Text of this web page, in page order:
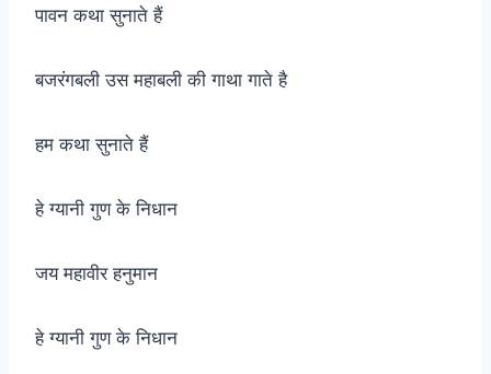
पावन कथा सुनाते हैं
बजरंगबली उस महाबली की गाथा गाते है
हम कथा सुनाते हैं
हे ग्यानी गुण के निधान
जय महावीर हनुमान
हे ग्यानी गुण के निधान